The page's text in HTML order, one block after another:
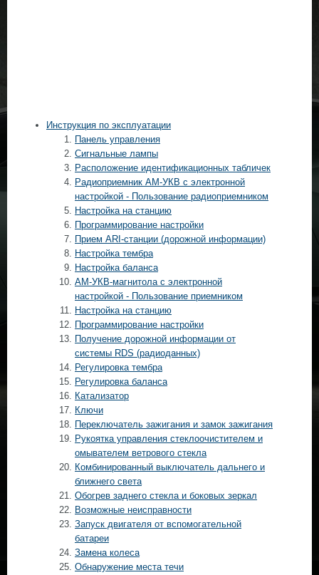
Инструкция по эксплуатации
Панель управления
Сигнальные лампы
Расположение идентификационных табличек
Радиоприемник АМ-УКВ с электронной
настройкой - Пользование радиоприемником
Настройка на станцию
Программирование настройки
Прием ARI-станции (дорожной информации)
Настройка тембра
Настройка баланса
АМ-УКВ-магнитола с электронной
настройкой - Пользование приемником
Настройка на станцию
Программирование настройки
Получение дорожной информации от
системы RDS (радиоданных)
Регулировка тембра
Регулировка баланса
Катализатор
Ключи
Переключатель зажигания и замок зажигания
Рукоятка управления стеклоочистителем и
омывателем ветрового стекла
Комбинированный выключатель дальнего и
ближнего света
Обогрев заднего стекла и боковых зеркал
Возможные неисправности
Запуск двигателя от вспомогательной
батареи
Замена колеса
Обнаружение места течи